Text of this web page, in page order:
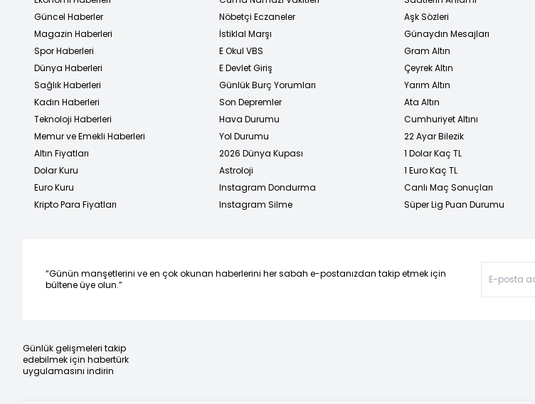
Güncel Haberler
Magazin Haberleri
Spor Haberleri
Dünya Haberleri
Sağlık Haberleri
Kadın Haberleri
Teknoloji Haberleri
Memur ve Emekli Haberleri
Altın Fiyatları
Dolar Kuru
Euro Kuru
Kripto Para Fiyatları
Nöbetçi Eczaneler
İstiklal Marşı
E Okul VBS
E Devlet Giriş
Günlük Burç Yorumları
Son Depremler
Hava Durumu
Yol Durumu
2026 Dünya Kupası
Astroloji
Instagram Dondurma
Instagram Silme
Aşk Sözleri
Günaydın Mesajları
Gram Altın
Çeyrek Altın
Yarım Altın
Ata Altın
Cumhuriyet Altını
22 Ayar Bilezik
1 Dolar Kaç TL
1 Euro Kaç TL
Canlı Maç Sonuçları
Süper Lig Puan Durumu
“Günün manşetlerini ve en çok okunan haberlerini her sabah e-postanızdan takip etmek için
bültene üye olun.”
Günlük gelişmeleri takip
edebilmek için habertürk
uygulamasını indirin